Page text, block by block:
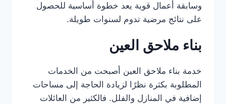
وسابقة أعمال قوية يعد خطوة أساسية للحصول
على نتائج مرضية تدوم لسنوات طويلة.
بناء ملاحق العين
خدمة بناء ملاحق العين أصبحت من الخدمات
المطلوبة بكثرة نظرًا لزيادة الحاجة إلى مساحات
إضافية في المنازل والفلل. فالكثير من العائلات